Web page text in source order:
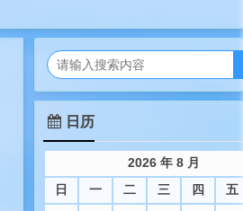
日历
2026 年 8 月
日
一 二 三 四 五